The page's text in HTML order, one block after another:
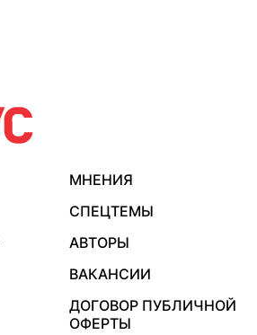
МНЕНИЯ
СПЕЦТЕМЫ
АВТОРЫ
ВАКАНСИИ
ДОГОВОР ПУБЛИЧНОЙ
ОФЕРТЫ